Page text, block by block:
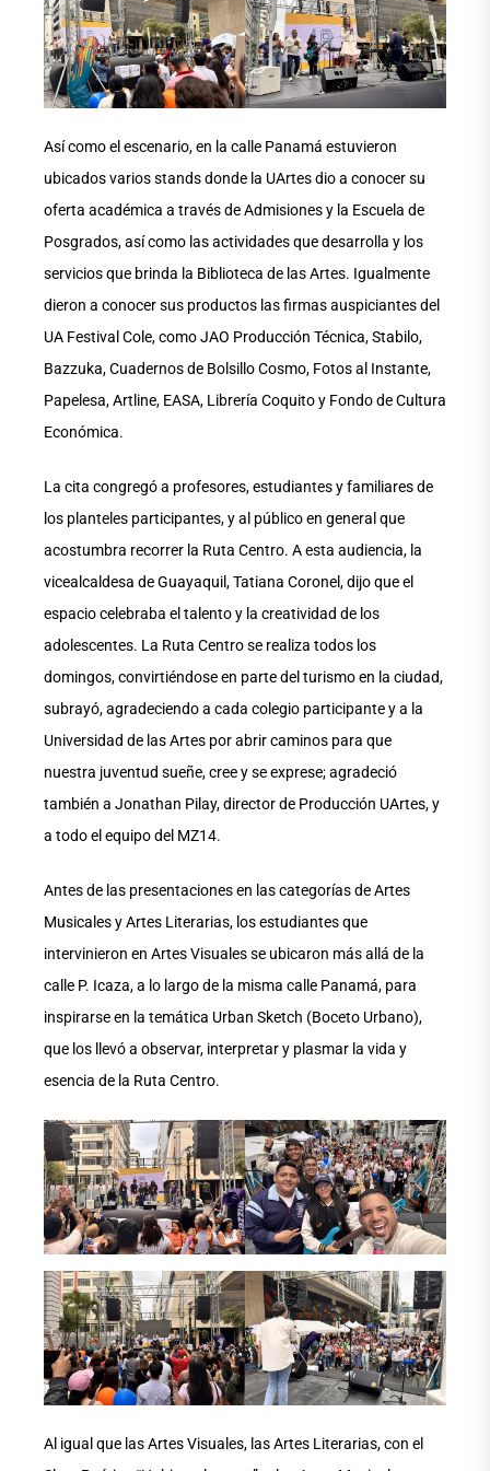
Así como el escenario, en la calle Panamá estuvieron
ubicados varios stands donde la UArtes dio a conocer su
oferta académica a través de Admisiones y la Escuela de
Posgrados, así como las actividades que desarrolla y los
servicios que brinda la Biblioteca de las Artes. Igualmente
dieron a conocer sus productos las firmas auspiciantes del
UA Festival Cole, como JAO Producción Técnica, Stabilo,
Bazzuka, Cuadernos de Bolsillo Cosmo, Fotos al Instante,
Papelesa, Artline, EASA, Librería Coquito y Fondo de Cultura
Económica.
La cita congregó a profesores, estudiantes y familiares de
los planteles participantes, y al público en general que
acostumbra recorrer la Ruta Centro. A esta audiencia, la
vicealcaldesa de Guayaquil, Tatiana Coronel, dijo que el
espacio celebraba el talento y la creatividad de los
adolescentes. La Ruta Centro se realiza todos los
domingos, convirtiéndose en parte del turismo en la ciudad,
subrayó, agradeciendo a cada colegio participante y a la
Universidad de las Artes por abrir caminos para que
nuestra juventud sueñe, cree y se exprese; agradeció
también a Jonathan Pilay, director de Producción UArtes, y
a todo el equipo del MZ14.
Antes de las presentaciones en las categorías de Artes
Musicales y Artes Literarias, los estudiantes que
intervinieron en Artes Visuales se ubicaron más allá de la
calle P. Icaza, a lo largo de la misma calle Panamá, para
inspirarse en la temática Urban Sketch (Boceto Urbano),
que los llevó a observar, interpretar y plasmar la vida y
esencia de la Ruta Centro.
Al igual que las Artes Visuales, las Artes Literarias, con el